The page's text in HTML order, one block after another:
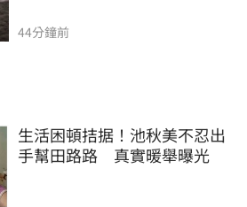
44分鐘前
生活困頓拮据！池秋美不忍出
手幫田路路 真實暖舉曝光